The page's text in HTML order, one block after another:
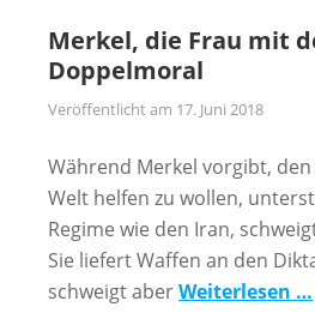
Merkel, die Frau mit
Doppelmoral
Veröffentlicht am 17. Juni 2018
Während Merkel vorgibt,
Welt helfen zu wollen,
Regime wie den Iran,
Sie liefert Waffen an den
schweigt aberWeiterlesen …